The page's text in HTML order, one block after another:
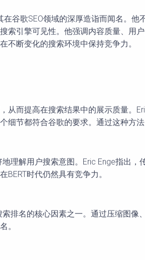
在谷歌SEO领域的深厚造诣而闻名
索引擎可见性。他强调内容质量、
不断变化的搜索环境中保持竞争力。
从而提高在搜索结果中的展示质量。
细节都符合谷歌的要求。通过这种方
理解用户搜索意图。Eric Enge指出
时代仍然具有竞争力。
排名的核心因素之一。通过压缩图像
。